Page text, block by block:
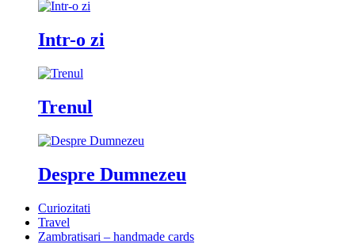
Intr-o zi
Trenul
Despre Dumnezeu
Curiozitati
Travel
Zambratisari – handmade cards